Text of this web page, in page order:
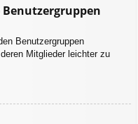
Benutzergruppen
Mitglieder leichter zu